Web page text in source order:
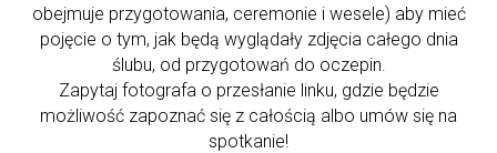
obejmuje przygotowania, ceremonie i wesele) aby mieć
pojęcie o tym, jak będą wyglądały zdjęcia całego dnia
ślubu, od przygotowań do oczepin.
Zapytaj fotografa o przesłanie linku, gdzie będzie
możliwość zapoznać się z całością albo umów się na
spotkanie!